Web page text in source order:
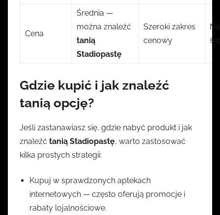
Cena
Średnia —
można znaleźć
tanią
Stadiopastę
Szeroki zakres
cenowy
Gdzie kupić i jak znaleźć
tanią opcję?
Jeśli zastanawiasz się, gdzie nabyć produkt i jak
znaleźć tanią Stadiopastę, warto zastosować
kilka prostych strategii:
Kupuj w sprawdzonych aptekach
internetowych — często oferują promocje i
rabaty lojalnościowe.